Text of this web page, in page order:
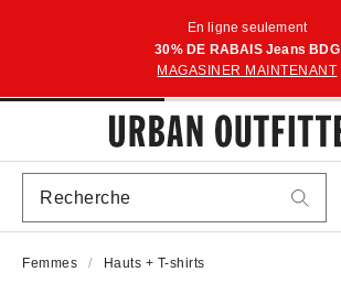
En ligne seulement
30% DE RABAIS Jeans BDG
MAGASINER MAINTENANT
Femmes Hauts + T-shirts